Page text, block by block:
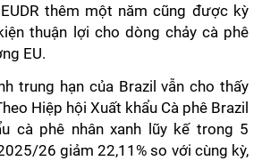
thêm một năm cũng được kỳ
thuận lợi cho dòng chảy cà phê
EU.
trung hạn của Brazil vẫn cho thấy
Hiệp hội Xuất khẩu Cà phê Brazil
cà phê nhân xanh lũy kế trong 5
26 giảm 22,11% so với cùng kỳ,